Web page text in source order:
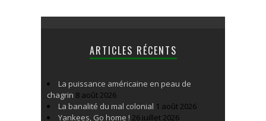
ARTICLES RÉCENTS
La puissance américaine en peau de
chagrin 8 août 2026
La banalité du mal colonial 1 août 2026
Yankees, Go home ! 26 juillet 2026